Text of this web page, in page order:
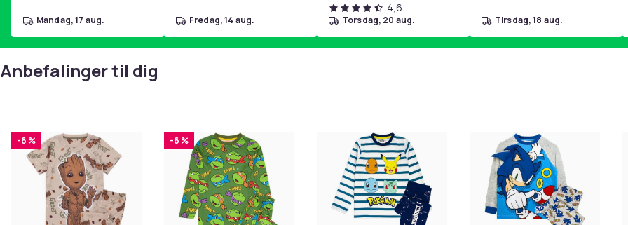
mandag, 17 aug. fredag, 14 aug.
4,6
torsdag, 20 aug. tirsdag, 18 aug.
Anbefalinger til dig
-6 % -6 %